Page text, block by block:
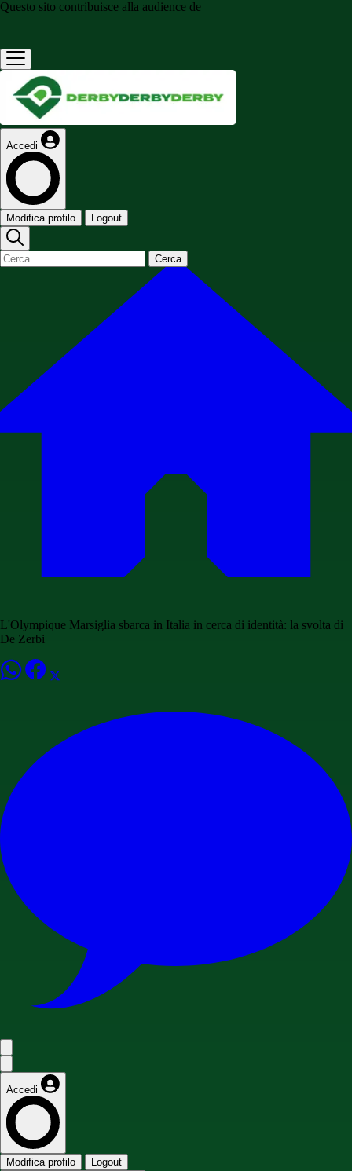
Questo sito contribuisce alla audience de
Accedi
Modifica profilo Logout
Cerca
L'Olympique Marsiglia sbarca in Italia in cerca di identità: la svolta di
De Zerbi
Accedi
Modifica profilo Logout